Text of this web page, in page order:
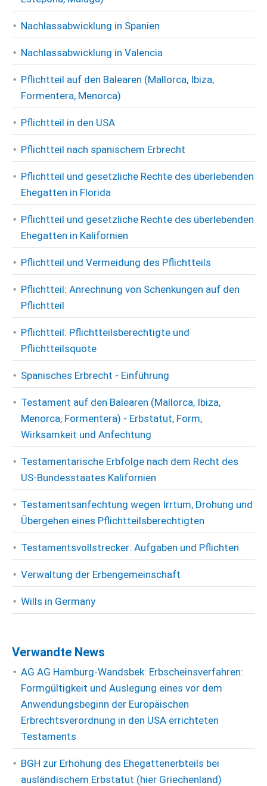
Nachlassabwicklung in Spanien
Nachlassabwicklung in Valencia
Pflichtteil auf den Balearen (Mallorca, Ibiza,
Formentera, Menorca)
Pflichtteil in den USA
Pflichtteil nach spanischem Erbrecht
Pflichtteil und gesetzliche Rechte des überlebenden
Ehegatten in Florida
Pflichtteil und gesetzliche Rechte des überlebenden
Ehegatten in Kalifornien
Pflichtteil und Vermeidung des Pflichtteils
Pflichtteil: Anrechnung von Schenkungen auf den
Pflichtteil
Pflichtteil: Pflichtteilsberechtigte und
Pflichtteilsquote
Spanisches Erbrecht - Einführung
Testament auf den Balearen (Mallorca, Ibiza,
Menorca, Formentera) - Erbstatut, Form,
Wirksamkeit und Anfechtung
Testamentarische Erbfolge nach dem Recht des
US-Bundesstaates Kalifornien
Testamentsanfechtung wegen Irrtum, Drohung und
Übergehen eines Pflichtteilsberechtigten
Testamentsvollstrecker: Aufgaben und Pflichten
Verwaltung der Erbengemeinschaft
Wills in Germany
Verwandte News
AG AG Hamburg-Wandsbek: Erbscheinsverfahren:
Formgültigkeit und Auslegung eines vor dem
Anwendungsbeginn der Europäischen
Erbrechtsverordnung in den USA errichteten
Testaments
BGH zur Erhöhung des Ehegattenerbteils bei
ausländischem Erbstatut (hier Griechenland)